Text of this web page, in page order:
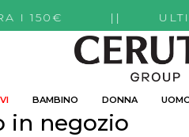
SOPRA I 150€ ||
BAMBINO DONNA
in negozio